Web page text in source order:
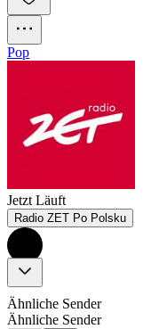
Pop
Jetzt Läuft
Radio ZET Po Polsku
Ähnliche Sender
Ähnliche Sender